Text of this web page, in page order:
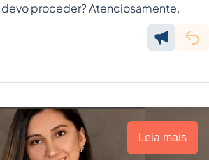
proceder? Atenciosamente,
Leia mais